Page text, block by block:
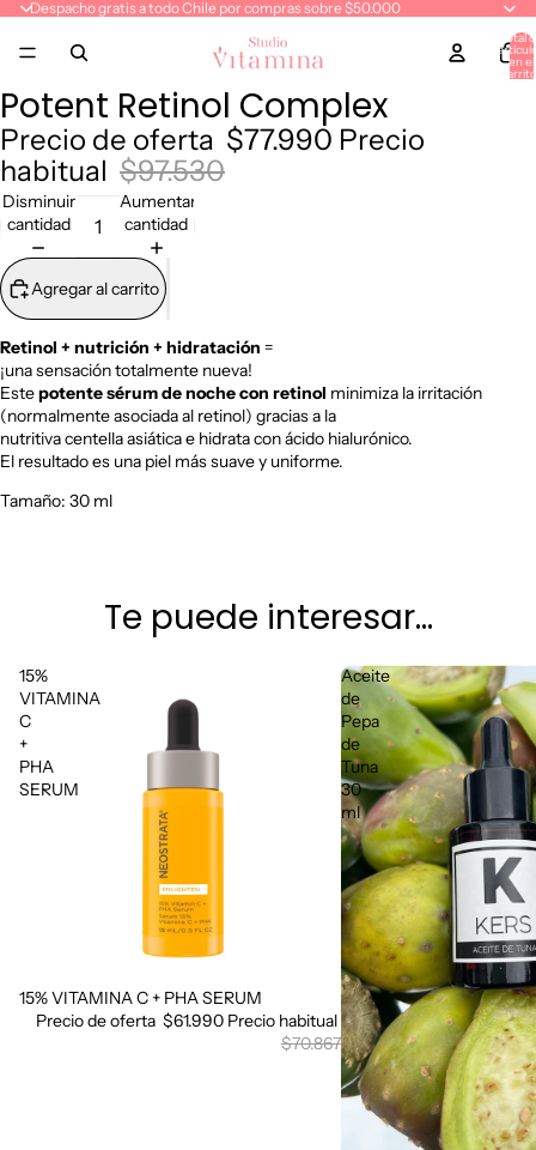
Despacho gratis a todo Chile por compras sobre $50.000
Total
en el
Potent Retinol Complex
Precio de oferta $77.990 Precio
habitual $97.530
Disminuir
cantidad
Aumentar
cantidad
Agregar al carrito
Retinol + nutrición + hidratación =
¡una sensación totalmente nueva!
Estepotente sérum de noche con retinol minimiza la irritación
(normalmente asociada al retinol) gracias a la
nutritiva centella asiática e hidrata con ácido hialurónico.
El resultado es una piel más suave y uniforme.
Tamaño: 30 ml
Te puede interesar...
15%
VITAMINA
C
+
PHA
SERUM
Oferta
15% VITAMINA C + PHA SERUM
Precio de oferta $61.990 Precio habitual
$70.867
Aceite
de
Pepa
de
Tuna
30
ml